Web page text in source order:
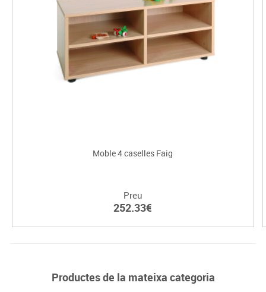
Moble 4 caselles Faig
Preu
252.33€
Productes de la mateixa categoria